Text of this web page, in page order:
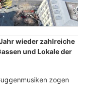
wieder zahlreiche
und Lokale der
zogen